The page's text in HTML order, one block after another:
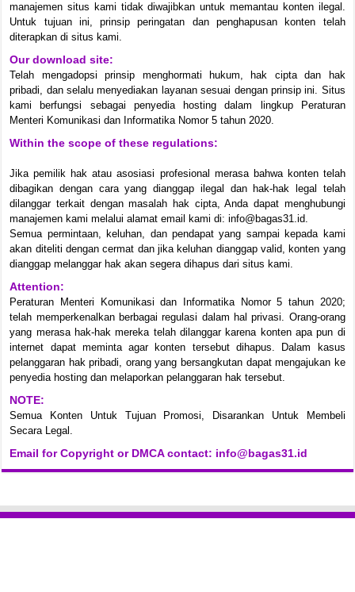
manajemen situs kami tidak diwajibkan untuk memantau konten ilegal.
Untuk tujuan ini, prinsip peringatan dan penghapusan konten telah
diterapkan di situs kami.
Our download site:
Telah mengadopsi prinsip menghormati hukum, hak cipta dan hak
pribadi, dan selalu menyediakan layanan sesuai dengan prinsip ini. Situs
kami berfungsi sebagai penyedia hosting dalam lingkup Peraturan
Menteri Komunikasi dan Informatika Nomor 5 tahun 2020.
Within the scope of these regulations:
Jika pemilik hak atau asosiasi profesional merasa bahwa konten telah
dibagikan dengan cara yang dianggap ilegal dan hak-hak legal telah
dilanggar terkait dengan masalah hak cipta, Anda dapat menghubungi
manajemen kami melalui alamat email kami di: info@bagas31.id.
Semua permintaan, keluhan, dan pendapat yang sampai kepada kami
akan diteliti dengan cermat dan jika keluhan dianggap valid, konten yang
dianggap melanggar hak akan segera dihapus dari situs kami.
Attention:
Peraturan Menteri Komunikasi dan Informatika Nomor 5 tahun 2020;
telah memperkenalkan berbagai regulasi dalam hal privasi. Orang-orang
yang merasa hak-hak mereka telah dilanggar karena konten apa pun di
internet dapat meminta agar konten tersebut dihapus. Dalam kasus
pelanggaran hak pribadi, orang yang bersangkutan dapat mengajukan ke
penyedia hosting dan melaporkan pelanggaran hak tersebut.
NOTE:
Semua Konten Untuk Tujuan Promosi, Disarankan Untuk Membeli
Secara Legal.
Email for Copyright or DMCA contact: info@bagas31.id